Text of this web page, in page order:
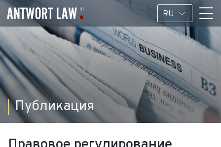
RU
Публикация